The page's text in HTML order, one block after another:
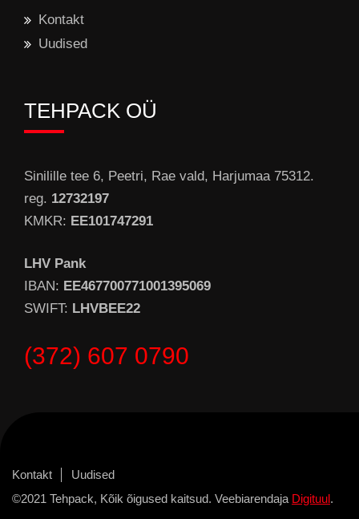
Kontakt
Uudised
TEHPACK OÜ
Sinilille tee 6, Peetri, Rae vald, Harjumaa 75312.
reg. 12732197
KMKR: EE101747291
LHV Pank
IBAN: EE467700771001395069
SWIFT: LHVBEE22
(372) 607 0790
Kontakt
Uudised
©2021 Tehpack, Kõik õigused kaitsud. Veebiarendaja Digituul.